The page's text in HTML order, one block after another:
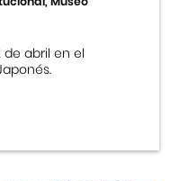
de abril en el